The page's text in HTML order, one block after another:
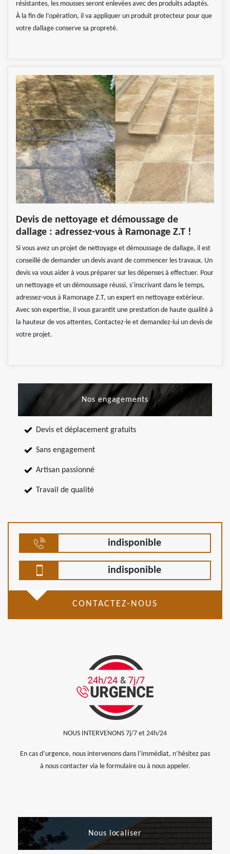
résistantes, les mousses seront enlevées avec des produits adaptés.
À la fin de l’opération, il va appliquer un produit protecteur pour que
votre dallage conserve sa propreté.
Devis de nettoyage et démoussage de
dallage : adressez-vous à Ramonage Z.T !
Si vous avez un projet de nettoyage et démoussage de dallage, il est
conseillé de demander un devis avant de commencer les travaux. Un
devis va vous aider à vous préparer sur les dépenses à effectuer. Pour
un nettoyage et un démoussage réussi, s’inscrivant dans le temps,
adressez-vous à Ramonage Z.T, un expert en nettoyage extérieur.
Avec son expertise, il vous garantit une prestation de haute qualité à
la hauteur de vos attentes, Contactez-le et demandez-lui un devis de
votre projet.
Nos engagements
Devis et déplacement gratuits
Sans engagement
Artisan passionné
Travail de qualité
indisponible
indisponible
CONTACTEZ-NOUS
NOUS INTERVENONS 7j/7 et 24h/24
En cas d’urgence, nous intervenons dans l’immédiat, n’hésitez pas
à nous contacter via le formulaire ou à nous appeler.
Nous localiser